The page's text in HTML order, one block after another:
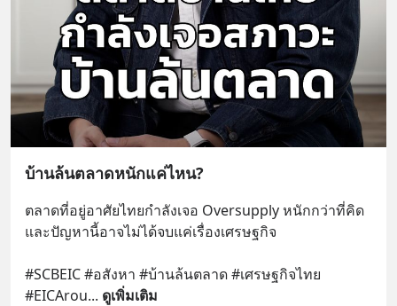
บ้านล้นตลาดหนักแค่ไหน?
ตลาดที่อยู่อาศัยไทยกำลังเจอ Oversupply หนักกว่าที่คิด
และปัญหานี้อาจไม่ได้จบแค่เรื่องเศรษฐกิจ
#SCBEIC #อสังหา #บ้านล้นตลาด #เศรษฐกิจไทย
#EICArou... ดูเพิ่มเติม